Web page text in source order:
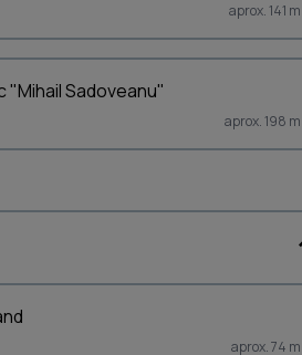
aprox. 141 m
"Mihail Sadoveanu"
aprox. 198 m
aprox. 74 m